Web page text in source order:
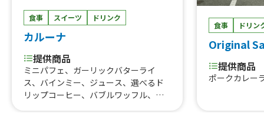
食事 スイーツ ドリンク
カルーナ
提供商品
ミニパフェ、ガーリックバターライ
ス、バインミー、ジュース、選べるド
リップコーヒー、バブルワッフル、デ
食事 ドリン
Original
提供商品
ポークカレー